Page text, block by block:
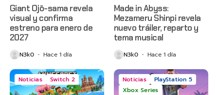
Giant Ojō-sama revela
visual y confirma
estreno para enero de
2027
N3k0 Hace 1 día
Made in Abyss:
Mezameru Shinpi revela
nuevo tráiler, reparto y
tema musical
N3k0 Hace 1 día
Noticias Switch 2 Noticias
PlayStation 5
Xbox Series